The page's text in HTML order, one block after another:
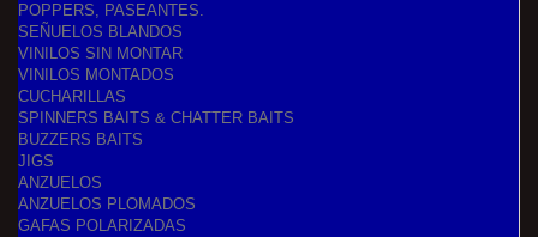
POPPERS, PASEANTES.
SEÑUELOS BLANDOS
VINILOS SIN MONTAR
VINILOS MONTADOS
CUCHARILLAS
SPINNERS BAITS & CHATTER BAITS
BUZZERS BAITS
JIGS
ANZUELOS
ANZUELOS PLOMADOS
GAFAS POLARIZADAS